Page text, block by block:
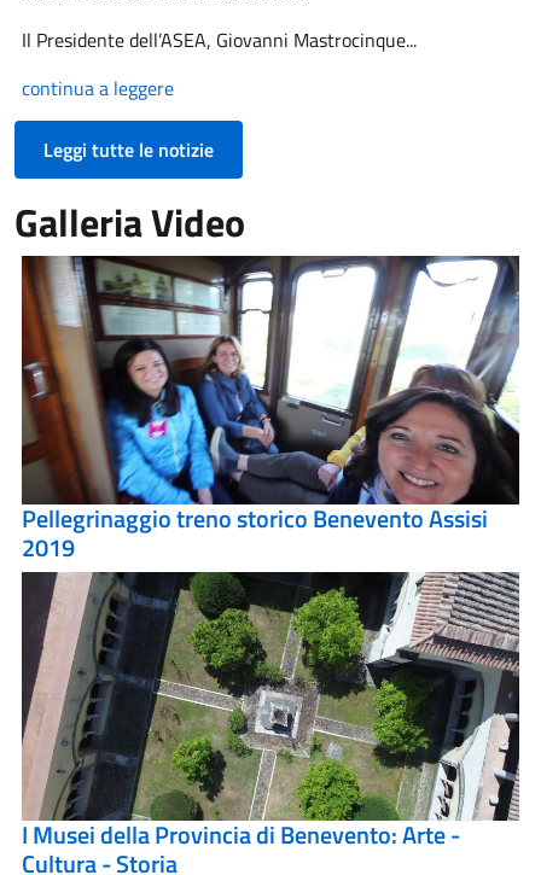
Il Presidente dell’ASEA, Giovanni Mastrocinque...
continua a leggere
Leggi tutte le notizie
Galleria Video
Pellegrinaggio treno storico Benevento Assisi
2019
I Musei della Provincia di Benevento: Arte -
Cultura - Storia